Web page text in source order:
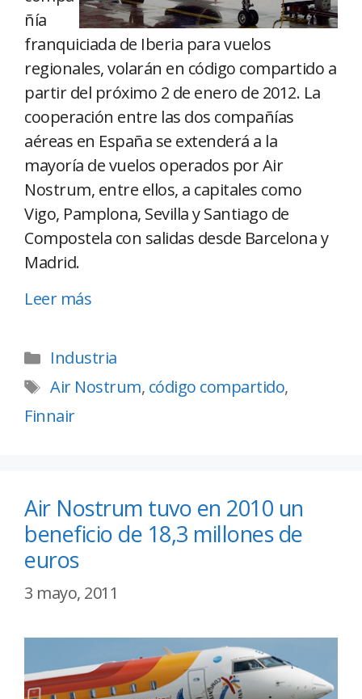
ñía
franquiciada de Iberia para vuelos
regionales, volarán en código compartido a
partir del próximo 2 de enero de 2012. La
cooperación entre las dos compañías
aéreas en España se extenderá a la
mayoría de vuelos operados por Air
Nostrum, entre ellos, a capitales como
Vigo, Pamplona, Sevilla y Santiago de
Compostela con salidas desde Barcelona y
Madrid.
Leer más
Industria
Air Nostrum, código compartido,
Finnair
Air Nostrum tuvo en 2010 un
beneficio de 18,3 millones de
euros
3 mayo, 2011